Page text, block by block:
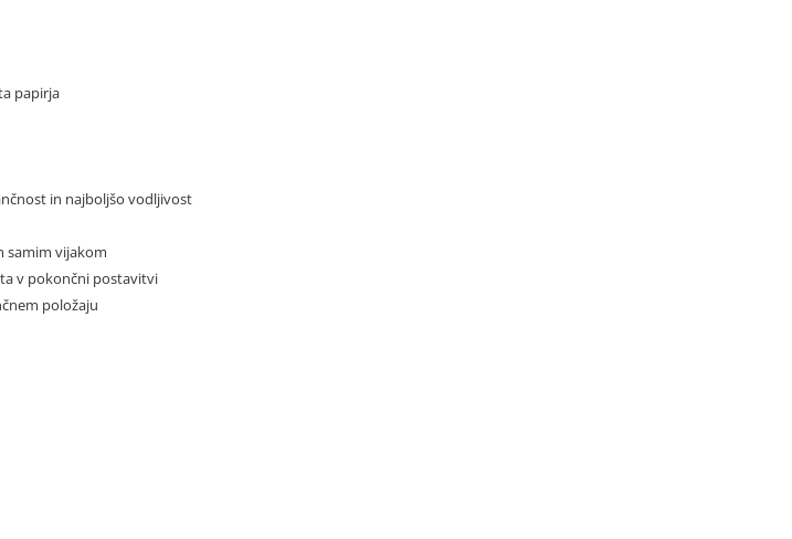
papirja
in najboljšo vodljivost
samim vijakom
v pokončni postavitvi
položaju